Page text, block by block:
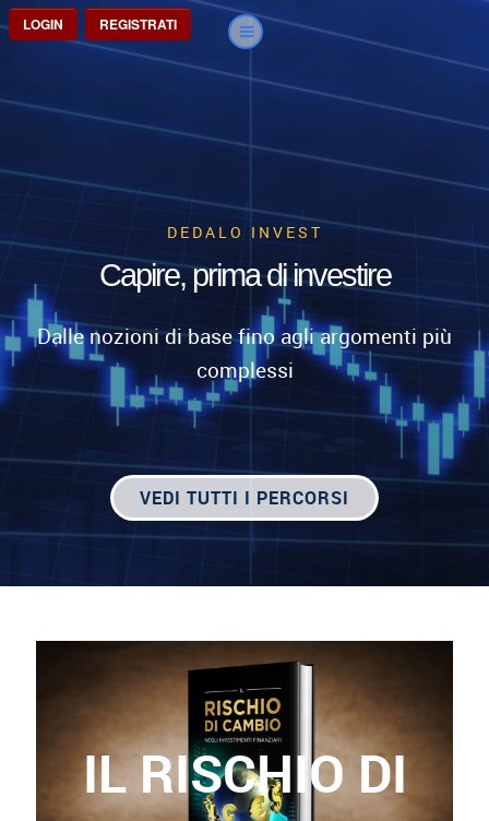
LOGIN REGISTRATI
DEDALO INVEST
Capire, prima di investire
Dalle nozioni di base fino agli argomenti più
complessi
VEDI TUTTI I PERCORSI
IL RISCHIO DI